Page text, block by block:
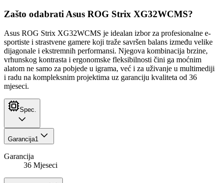
Zašto odabrati Asus ROG Strix XG32WCMS?
Asus ROG Strix XG32WCMS je idealan izbor za profesionalne e-
sportiste i strastvene gamere koji traže savršen balans između velike
dijagonale i ekstremnih performansi. Njegova kombinacija brzine,
vrhunskog kontrasta i ergonomske fleksibilnosti čini ga moćnim
alatom ne samo za pobjede u igrama, već i za uživanje u multimediji
i radu na kompleksnim projektima uz garanciju kvaliteta od 36
mjeseci.
Spec.
Garancija1
Garancija
36 Mjeseci